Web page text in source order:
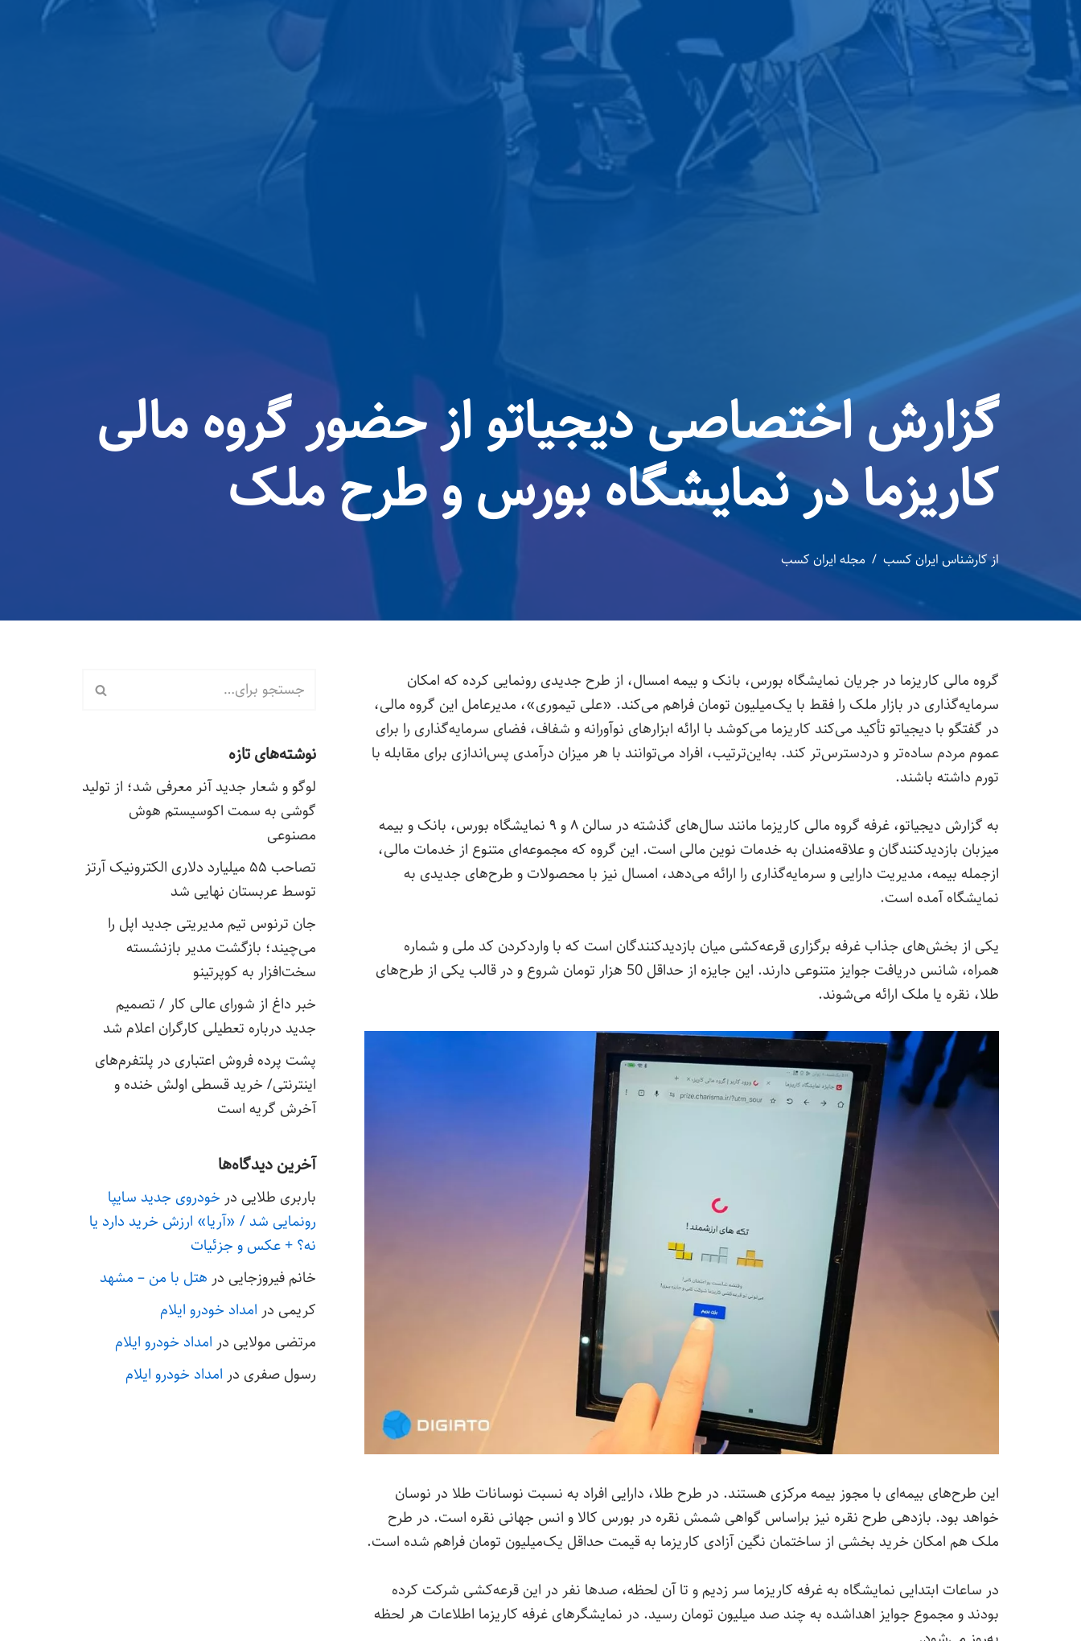
گزارش اختصاصی دیجیاتو از حضور گروه مالی
کاریزما در نمایشگاه بورس و طرح ملک
ازکارشناس ایران کسب مجله ایران کسب
گروه مالی کاریزما در جریان نمایشگاه بورس، بانک و بیمه امسال، از طرح جدیدی رونمایی کرده که امکان
سرمایه‌گذاری در بازار ملک را فقط با یک‌میلیون تومان فراهم می‌کند. «علی تیموری»، مدیرعامل این گروه مالی،
در گفتگو با دیجیاتو تأکید می‌کند کاریزما می‌کوشد با ارائه ابزارهای نوآورانه و شفاف، فضای سرمایه‌گذاری را برای
عموم مردم ساده‌تر و دردسترس‌تر کند. به‌این‌ترتیب، افراد می‌توانند با هر میزان درآمدی پس‌اندازی برای مقابله با
تورم داشته باشند.
به گزارش دیجیاتو، غرفه گروه مالی کاریزما مانند سال‌های گذشته در سالن ۸ و ۹ نمایشگاه بورس، بانک و بیمه
میزبان بازدیدکنندگان و علاقه‌مندان به خدمات نوین مالی است. این گروه که مجموعه‌ای متنوع از خدمات مالی،
ازجمله بیمه، مدیریت دارایی و سرمایه‌گذاری را ارائه می‌دهد، امسال نیز با محصولات و طرح‌های جدیدی به
نمایشگاه آمده است.
یکی از بخش‌های جذاب غرفه برگزاری قرعه‌کشی میان بازدیدکنندگان است که با واردکردن کد ملی و شماره
همراه، شانس دریافت جوایز متنوعی دارند. این جایزه از حداقل 50 هزار تومان شروع و در قالب یکی از طرح‌های
طلا، نقره یا ملک ارائه می‌شوند.
این طرح‌های بیمه‌ای با مجوز بیمه مرکزی هستند. در طرح طلا، دارایی افراد به نسبت نوسانات طلا در نوسان
خواهد بود. بازدهی طرح نقره نیز براساس گواهی شمش نقره در بورس کالا و انس جهانی نقره است. در طرح
ملک هم امکان خرید بخشی از ساختمان نگین آزادی کاریزما به قیمت حداقل یک‌میلیون تومان فراهم شده است.
در ساعات ابتدایی نمایشگاه به غرفه کاریزما سر زدیم و تا آن لحظه، صدها نفر در این قرعه‌کشی شرکت کرده
بودند و مجموع جوایز اهداشده به چند صد میلیون تومان رسید. در نمایشگرهای غرفه کاریزما اطلاعات هر لحظه
نوشته‌های تازه
لوگو و شعار جدید آنر معرفی شد؛ از تولید
گوشی به سمت اکوسیستم هوش
مصنوعی
تصاحب ۵۵ میلیارد دلاری الکترونیک آرتز
توسط عربستان نهایی شد
جان ترنوس تیم مدیریتی جدید اپل را
می‌چیند؛ بازگشت مدیر بازنشسته
سخت‌افزار به کوپرتینو
خبر داغ از شورای عالی کار / تصمیم
جدید درباره تعطیلی کارگران اعلام شد
پشت پرده فروش اعتباری در پلتفرم‌های
اینترنتی/ خرید قسطی اولش خنده و
آخرش گریه است
آخرین دیدگاه‌ها
باربری طلایی در خودروی جدید سایپا
رونمایی شد / «آریا» ارزش خرید دارد یا
نه؟ + عکس و جزئیات
خانم فیروزجایی در هتل با من – مشهد
کریمی در امداد خودرو ایلام
مرتضی مولایی در امداد خودرو ایلام
رسول صفری در امداد خودرو ایلام